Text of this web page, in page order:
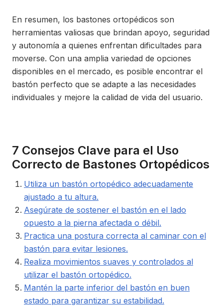
En resumen, los bastones ortopédicos son
herramientas valiosas que brindan apoyo, seguridad
y autonomía a quienes enfrentan dificultades para
moverse. Con una amplia variedad de opciones
disponibles en el mercado, es posible encontrar el
bastón perfecto que se adapte a las necesidades
individuales y mejore la calidad de vida del usuario.
7 Consejos Clave para el Uso
Correcto de Bastones Ortopédicos
Utiliza un bastón ortopédico adecuadamente
ajustado a tu altura.
Asegúrate de sostener el bastón en el lado
opuesto a la pierna afectada o débil.
Practica una postura correcta al caminar con el
bastón para evitar lesiones.
Realiza movimientos suaves y controlados al
utilizar el bastón ortopédico.
Mantén la parte inferior del bastón en buen
estado para garantizar su estabilidad.